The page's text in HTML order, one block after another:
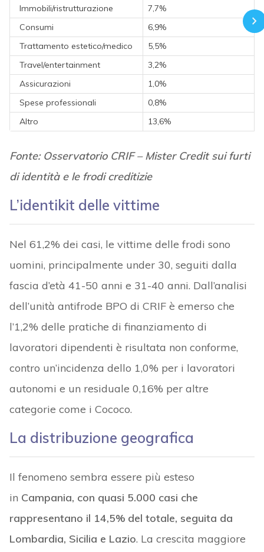
Immobili/ristrutturazione
7,7%
Consumi
6,9%
Trattamento estetico/medico
5,5%
Travel/entertainment
3,2%
Assicurazioni
1,0%
Spese professionali
0,8%
Altro
13,6%
Fonte: Osservatorio CRIF – Mister Credit sui furti
di identità e le frodi creditizie
L’identikit delle vittime
Nel 61,2% dei casi, le vittime delle frodi sono
uomini, principalmente under 30, seguiti dalla
fascia d’età 41-50 anni e 31-40 anni. Dall’analisi
dell’unità antifrode BPO di CRIF è emerso che
l’1,2% delle pratiche di finanziamento di
lavoratori dipendenti è risultata non conforme,
contro un’incidenza dello 1,0% per i lavoratori
autonomi e un residuale 0,16% per altre
categorie come i Cococo.
La distribuzione geografica
Il fenomeno sembra essere più esteso
in Campania, con quasi 5.000 casi che
rappresentano il 14,5% del totale, seguita da
Lombardia, Sicilia e Lazio. La crescita maggiore